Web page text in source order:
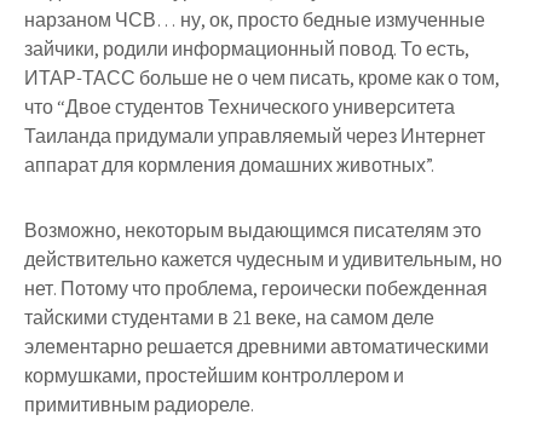
нарзаном ЧСВ… ну, ок, просто бедные измученные
зайчики, родили информационный повод. То есть,
ИТАР-ТАСС больше не о чем писать, кроме как о том,
что “Двое студентов Технического университета
Таиланда придумали управляемый через Интернет
аппарат для кормления домашних животных”.
Возможно, некоторым выдающимся писателям это
действительно кажется чудесным и удивительным, но
нет. Потому что проблема, героически побежденная
тайскими студентами в 21 веке, на самом деле
элементарно решается древними автоматическими
кормушками, простейшим контроллером и
примитивным радиореле.